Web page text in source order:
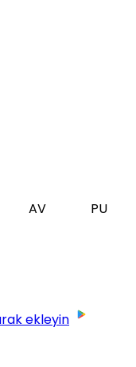
AV
PU
ekleyin